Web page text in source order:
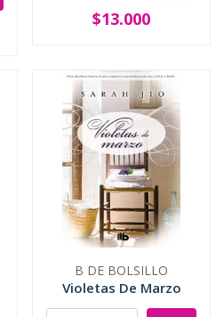
$13.000
B DE BOLSILLO
Violetas De Marzo